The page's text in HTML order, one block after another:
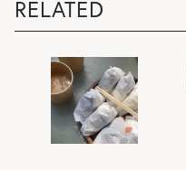
RELATED